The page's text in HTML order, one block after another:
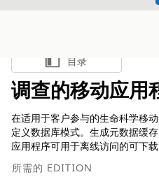
显示目录
目录
调查的移动应用
在适用于客户参与的生命科学移
定义数据库模式。生成元数据缓
应用程序可用于离线访问的可下载
所需的 EDITION